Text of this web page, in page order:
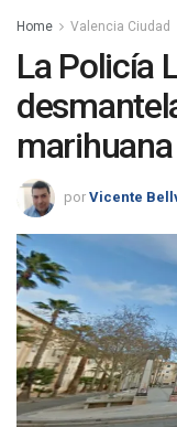
Home Valencia Ciudad
La Policía
por Vicente